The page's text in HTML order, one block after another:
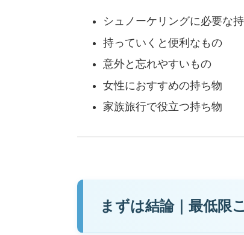
シュノーケリングに必要な
持っていくと便利なもの
意外と忘れやすいもの
女性におすすめの持ち物
家族旅行で役立つ持ち物
まずは結論｜最低限